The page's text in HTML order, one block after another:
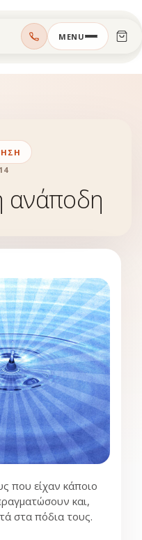
MENU
ανάποδη
που είχαν κάποιο
και,
στα πόδια τους.